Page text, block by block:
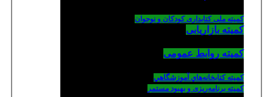
کمیته ملی کتابداری کودکان و نوجوان
کمیته بازاریابی
کمیته روابط عمومی
كميته كتابخانه‌هاي آموزشگاهي
کمیته برنامه‌ریزی و بهبود مستمر